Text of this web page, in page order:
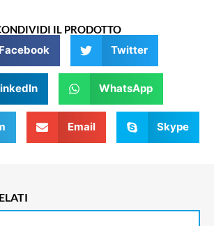
IL PRODOTTO
Facebook Twitter
WhatsApp
Email Skype